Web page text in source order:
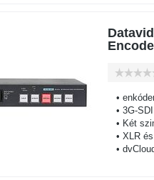
•
• 3G-
• Két
• XLR és
•